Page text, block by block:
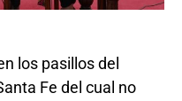
los pasillos del
Fe del cual no